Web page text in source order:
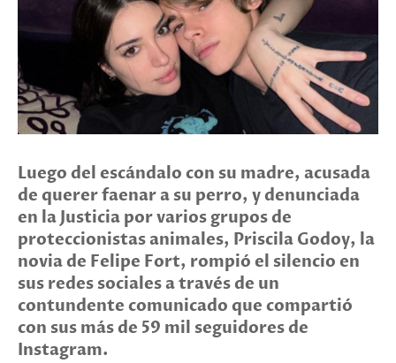
Luego del escándalo con su madre, acusada
de querer faenar a su perro, y denunciada
en la Justicia por varios grupos de
proteccionistas animales, Priscila Godoy, la
novia de Felipe Fort, rompió el silencio en
sus redes sociales a través de un
contundente comunicado que compartió
con sus más de 59 mil seguidores de
Instagram.